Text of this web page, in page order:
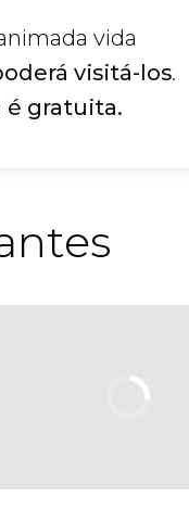
vida
visitá-los.
é gratuita.